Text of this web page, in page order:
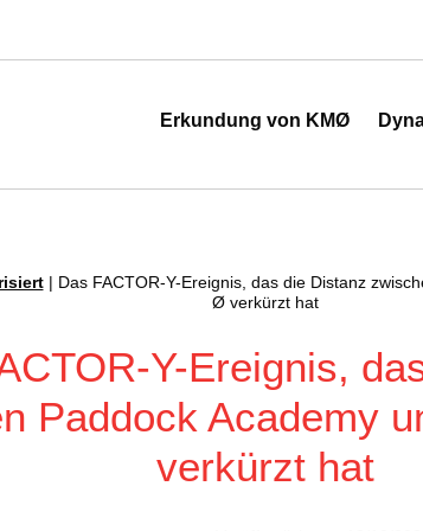
Erkundung von KMØ
| Das FACTOR-Y-Ereignis, das die Distanz
Ø verkürzt hat
Y-Ereignis,
Paddock Academy
verkürzt hat